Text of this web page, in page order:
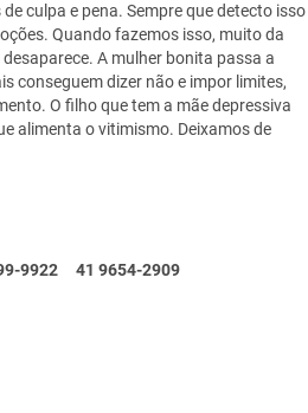
culpa e pena. Sempre que detecto isso
Quando fazemos isso, muito da
A mulher bonita passa a
conseguem dizer não e impor limites,
O filho que tem a mãe depressiva
alimenta o vitimismo. Deixamos de
9922 41 9654-2909